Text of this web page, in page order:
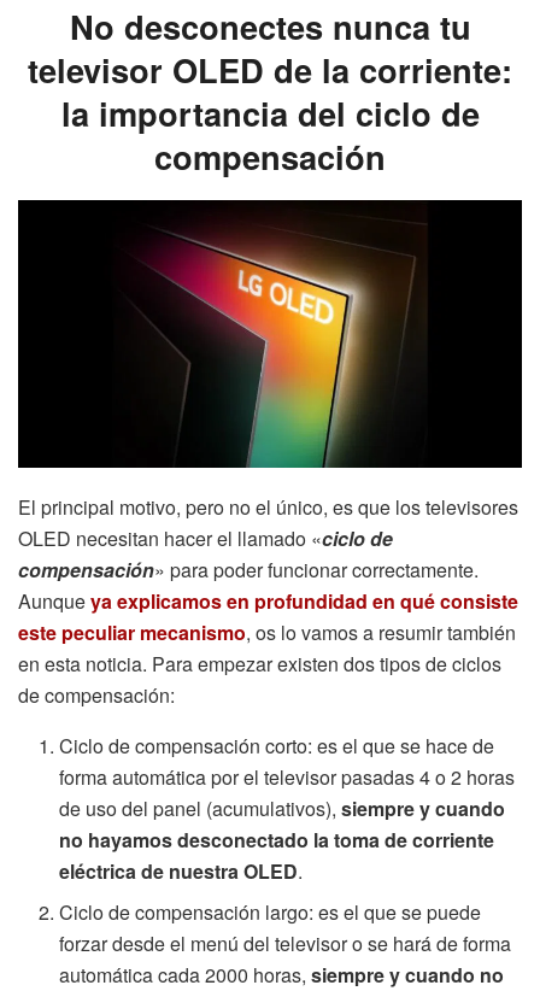
No desconectes nunca tu
televisor OLED de la corriente:
la importancia del ciclo de
compensación
El principal motivo, pero no el único, es que los televisores
OLED necesitan hacer el llamado «ciclo de
compensación» para poder funcionar correctamente.
Aunqueya explicamos en profundidad en qué consiste
este peculiar mecanismo, os lo vamos a resumir también
en esta noticia. Para empezar existen dos tipos de ciclos
de compensación:
Ciclo de compensación corto: es el que se hace de
forma automática por el televisor pasadas 4 o 2 horas
de uso del panel (acumulativos),siempre y cuando
no hayamos desconectado la toma de corriente
eléctrica de nuestra OLED.
Ciclo de compensación largo: es el que se puede
forzar desde el menú del televisor o se hará de forma
automática cada 2000 horas,siempre y cuando no